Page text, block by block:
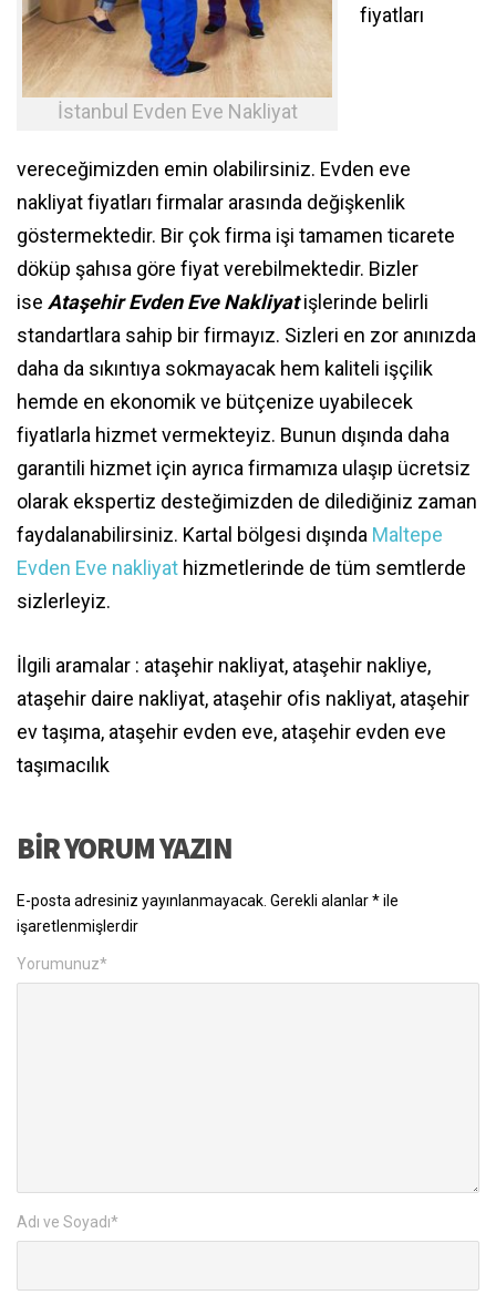
İstanbul Evden Eve Nakliyat
fiyatları
vereceğimizden emin olabilirsiniz. Evden eve
nakliyat fiyatları firmalar arasında değişkenlik
göstermektedir. Bir çok firma işi tamamen ticarete
döküp şahısa göre fiyat verebilmektedir. Bizler
ise Ataşehir Evden Eve Nakliyatişlerinde belirli
standartlara sahip bir firmayız. Sizleri en zor anınızda
daha da sıkıntıya sokmayacak hem kaliteli işçilik
hemde en ekonomik ve bütçenize uyabilecek
fiyatlarla hizmet vermekteyiz. Bunun dışında daha
garantili hizmet için ayrıca firmamıza ulaşıp ücretsiz
olarak ekspertiz desteğimizden de dilediğiniz zaman
faydalanabilirsiniz. Kartal bölgesi dışında Maltepe
Evden Eve nakliyat hizmetlerinde de tüm semtlerde
sizlerleyiz.
İlgili aramalar : ataşehir nakliyat, ataşehir nakliye,
ataşehir daire nakliyat, ataşehir ofis nakliyat, ataşehir
ev taşıma, ataşehir evden eve, ataşehir evden eve
taşımacılık
BIR YORUM YAZIN
E-posta adresiniz yayınlanmayacak. Gerekli alanlar*ile
işaretlenmişlerdir
Yorumunuz*
Adı ve Soyadı*